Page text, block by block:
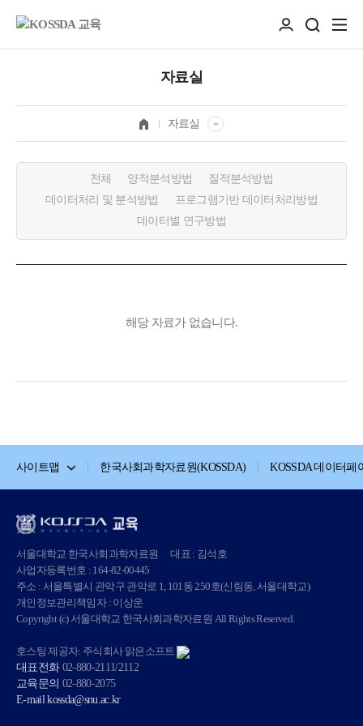
자료실
자료실
전체 양적분석방법
질적분석방법
데이터처리 및 분석방법
프로그램기반 데이터처리방법
데이터별 연구방법
해당 자료가 없습니다.
사이트맵 한국사회과학자료원(KOSSDA) KOSSDA 데이터페
서울대학교 한국사회과학자료원
대표 : 김석호
사업자등록번호 : 164-82-00445
주소 : 서울특별시 관악구 관악로 1, 101동 250호(신림동, 서울대학교)
개인정보관리책임자 : 이상운
Copyright (c) 서울대학교 한국사회과학자료원 All Rights Reserved.
호스팅 제공자: 주식회사 맑은소프트
대표전화02-880-2111/2112
교육문의 02-880-2075
E-mail kossda@snu.ac.kr